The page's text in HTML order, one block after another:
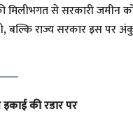
मिलीभगत से सरकारी जमीन
बल्कि राज्य सरकार इस
इकाई की रडार पर